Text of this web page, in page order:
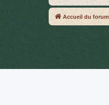
Accueil du forum